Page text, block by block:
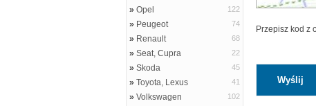
» Opel 122
» Peugeot 74
» Renault 68
» Seat, Cupra 22
» Skoda 45
» Toyota, Lexus 41
» Volkswagen 102
Przepisz kod z